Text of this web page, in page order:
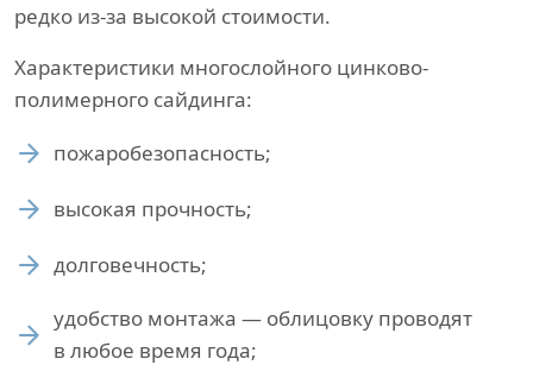
редко из-за высокой стоимости.
Характеристики многослойного цинково-
полимерного сайдинга:
пожаробезопасность;
высокая прочность;
долговечность;
удобство монтажа — облицовку проводят
в любое время года;